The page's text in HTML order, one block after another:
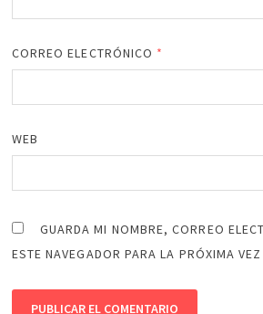
CORREO ELECTRÓNICO *
WEB
GUARDA MI NOMBRE, CORREO
ESTE NAVEGADOR PARA LA PRÓXIMA